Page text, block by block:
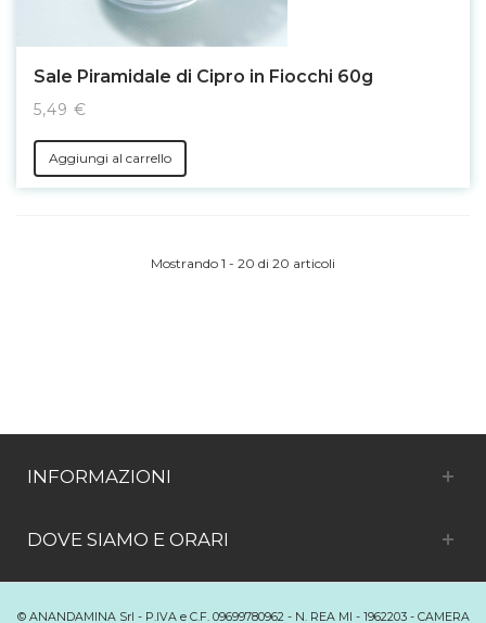
Sale Piramidale di Cipro in Fiocchi 60g
5,49 €
Aggiungi al carrello
Mostrando 1 - 20 di 20 articoli
INFORMAZIONI
DOVE SIAMO E ORARI
© ANANDAMINA Srl - P.IVA e C.F. 09699780962 - N. REA MI - 1962203 - CAMERA